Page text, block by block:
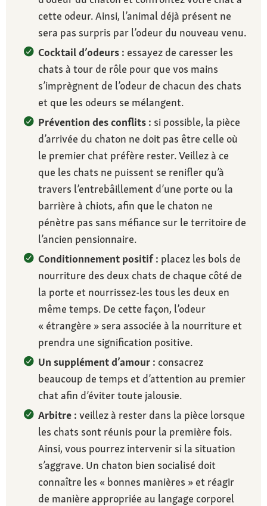
cette odeur. Ainsi, l’animal déjà présent ne
sera pas surpris par l’odeur du nouveau venu.
Cocktail d’odeurs : essayez de caresser les
chats à tour de rôle pour que vos mains
s’imprègnent de l’odeur de chacun des chats
et que les odeurs se mélangent.
Prévention des conflits : si possible, la pièce
d’arrivée du chaton ne doit pas être celle où
le premier chat préfère rester. Veillez à ce
que les chats ne puissent se renifler qu’à
travers l’entrebâillement d’une porte ou la
barrière à chiots, afin que le chaton ne
pénètre pas sans méfiance sur le territoire de
l’ancien pensionnaire.
Conditionnement positif : placez les bols de
nourriture des deux chats de chaque côté de
la porte et nourrissez-les tous les deux en
même temps. De cette façon, l’odeur
« étrangère » sera associée à la nourriture et
prendra une signification positive.
Un supplément d’amour : consacrez
beaucoup de temps et d’attention au premier
chat afin d’éviter toute jalousie.
Arbitre : veillez à rester dans la pièce lorsque
les chats sont réunis pour la première fois.
Ainsi, vous pourrez intervenir si la situation
s’aggrave. Un chaton bien socialisé doit
connaître les « bonnes manières » et réagir
de manière appropriée au langage corporel